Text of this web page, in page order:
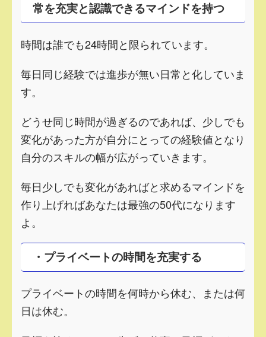
常を充実と認識できるマインドを持つ
時間は誰でも24時間と限られています。
毎日同じ経験では進歩が無い日常と化していま
す。
どうせ同じ時間が過ぎるのであれば、少しでも
変化があった方が自分にとっての経験値となり
自分のスキルの幅が広がっていきます。
毎日少しでも変化があればと求めるマインドを
作り上げればあなたは最強の50代になります
よ。
・プライベートの時間を充実する
プライベートの時間を何時から休む、または何
日は休む。